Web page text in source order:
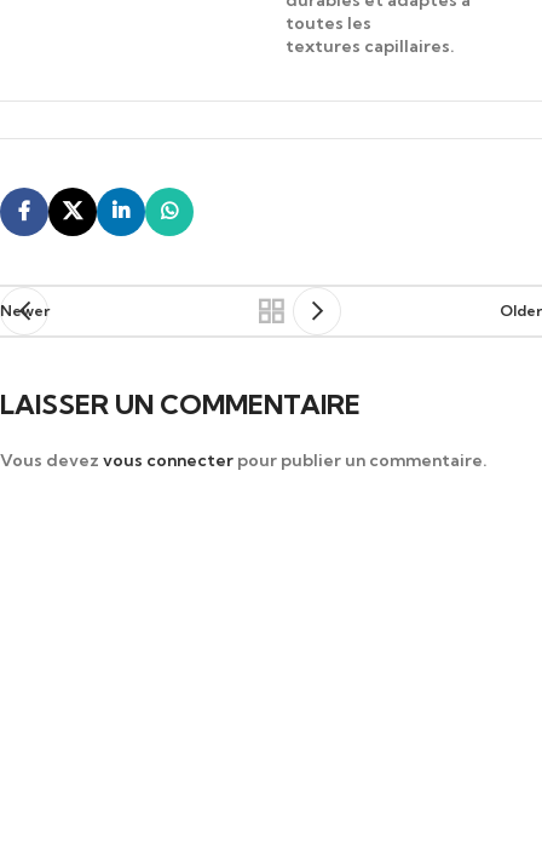
toutes les
textures capillaires.
Newer Older
LAISSER UN COMMENTAIRE
Vous devez vous connecter pour publier un commentaire.